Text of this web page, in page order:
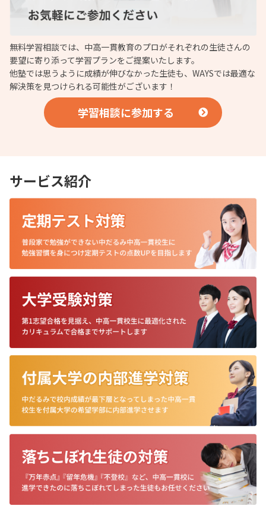
無料学習相談では、中高一貫教育のプロがそれぞれの生徒さんの
要望に寄り添って学習プランをご提案いたします。
他塾では思うように成績が伸びなかった生徒も、WAYSでは最適な
解決策を見つけられる可能性がございます！
学習相談に参加する
サービス紹介